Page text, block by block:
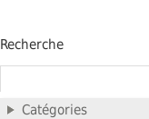
Recherche
Catégories